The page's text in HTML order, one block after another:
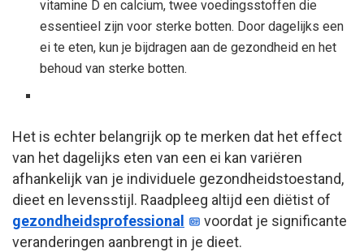
vitamine D en calcium, twee voedingsstoffen die
essentieel zijn voor sterke botten. Door dagelijks een
ei te eten, kun je bijdragen aan de gezondheid en het
behoud van sterke botten.
Het is echter belangrijk op te merken dat het effect
van het dagelijks eten van een ei kan variëren
afhankelijk van je individuele gezondheidstoestand,
dieet en levensstijl. Raadpleeg altijd een diëtist of
gezondheidsprofessional
voordat je significante
veranderingen aanbrengt in je dieet.